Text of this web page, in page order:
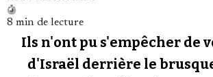
Revues de presse
8 min de lecture
Ils n'ont pu s'empêcher de
d'Israël derrière le